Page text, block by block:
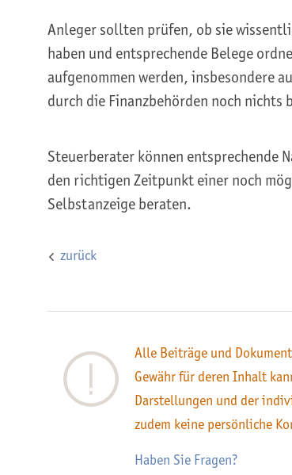
Anleger sollten prüfen, ob sie
haben und entsprechende Belege
aufgenommen werden, insbesondere
durch die Finanzbehörden noch nichts
Steuerberater können entsprechende
den richtigen Zeitpunkt einer noch
Selbstanzeige beraten.
zurück
Alle Beiträge und
Gewähr für deren Inhalt
Darstellungen und der
zudem keine persönliche
Haben Sie Fragen?